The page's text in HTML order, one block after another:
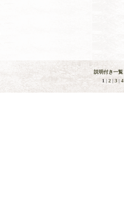
説明付き一覧
1 | 2 | 3 | 4